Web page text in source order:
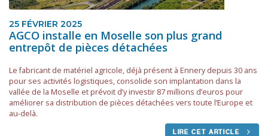
25 FÉVRIER 2025
AGCO installe en Moselle son plus grand
entrepôt de pièces détachées
Le fabricant de matériel agricole, déjà présent à Ennery depuis 30 ans
pour ses activités logistiques, consolide son implantation dans la
vallée de la Moselle et prévoit d’y investir 87 millions d’euros pour
améliorer sa distribution de pièces détachées vers toute l’Europe et
au-delà.
LIRE CET ARTICLE